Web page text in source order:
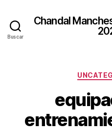
Buscar
Chandal